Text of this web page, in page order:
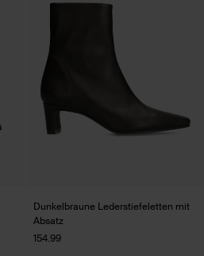
Dunkelbraune Lederstiefeletten mit
Absatz
154.99